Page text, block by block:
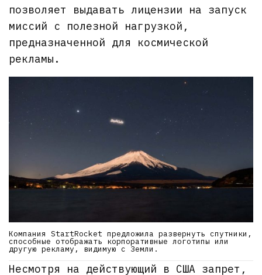
позволяет выдавать лицензии на запуск
миссий с полезной нагрузкой,
предназначенной для космической
рекламы.
Компания StartRocket предложила развернуть спутники,
способные отображать корпоративные логотипы или
другую рекламу, видимую с Земли.
Несмотря на действующий в США запрет,